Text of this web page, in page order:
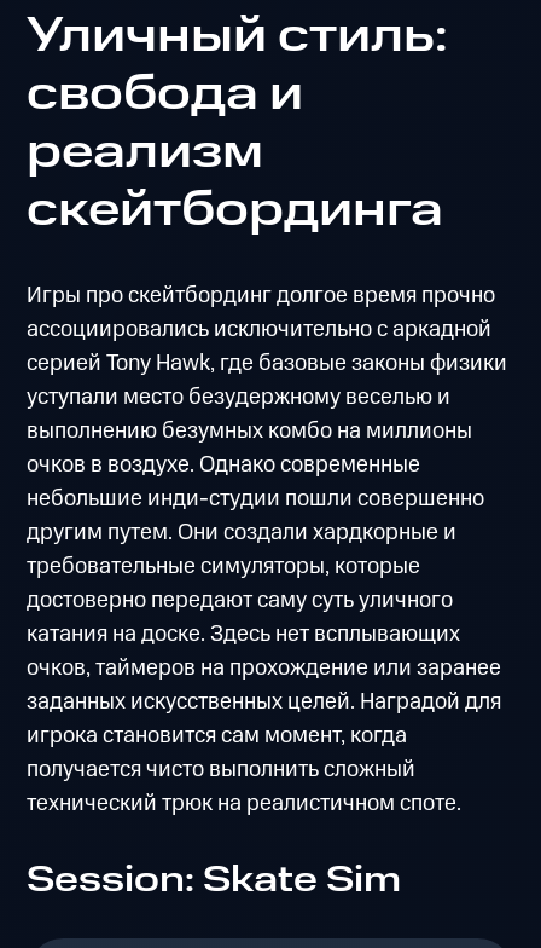
Уличный стиль:
свобода и
реализм
скейтбординга
Игры про скейтбординг долгое время прочно
ассоциировались исключительно с аркадной
серией Tony Hawk, где базовые законы физики
уступали место безудержному веселью и
выполнению безумных комбо на миллионы
очков в воздухе. Однако современные
небольшие инди-студии пошли совершенно
другим путем. Они создали хардкорные и
требовательные симуляторы, которые
достоверно передают саму суть уличного
катания на доске. Здесь нет всплывающих
очков, таймеров на прохождение или заранее
заданных искусственных целей. Наградой для
игрока становится сам момент, когда
получается чисто выполнить сложный
технический трюк на реалистичном споте.
Session: Skate Sim